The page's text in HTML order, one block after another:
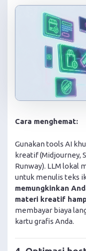
Cara menghemat:
Gunakan tools AI
kreatif (Midjourney,
Runway). LLM lokal
untuk menulis teks
memungkinkan
materi kreatif
membayar biaya
kartu grafis Anda.